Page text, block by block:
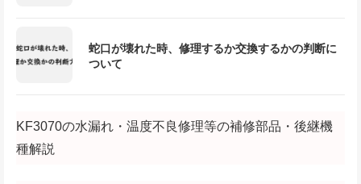
蛇口が壊れた時、修理するか交換するかの判断に
ついて
KF3070の水漏れ・温度不良修理等の補修部品・後継機
種解説